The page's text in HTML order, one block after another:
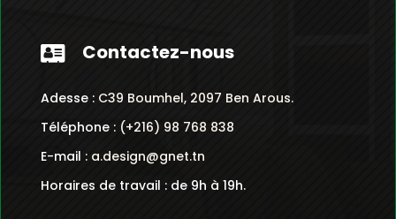
 Contactez-nous
Adesse : C39 Boumhel, 2097 Ben Arous.
Téléphone :(+216) 98 768 838
E-mail : a.design@gnet.tn
Horaires de travail : de 9h à 19h.